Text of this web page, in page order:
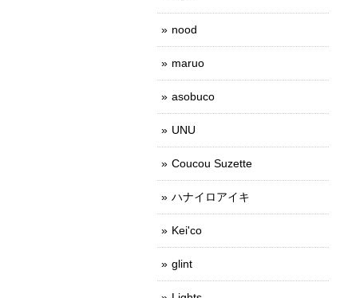
nood
maruo
asobuco
UNU
Coucou Suzette
ハナイロアイキ
Kei'co
glint